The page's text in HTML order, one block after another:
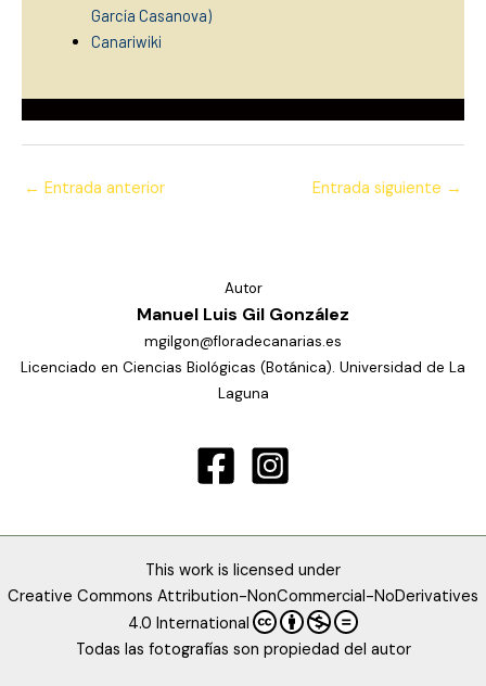
García Casanova)
Canariwiki
← Entrada anterior Entrada siguiente →
Autor
Manuel Luis Gil González
mgilgon@floradecanarias.es
Licenciado en Ciencias Biológicas (Botánica). Universidad de La
Laguna
This work is licensed under
Creative Commons Attribution-NonCommercial-NoDerivatives
4.0 International
Todas las fotografías son propiedad del autor